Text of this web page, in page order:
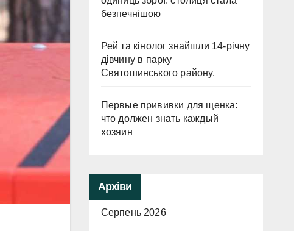
безпечнішою
Рей та кінолог знайшли 14-річну
дівчину в парку
Святошинського району.
Первые прививки для щенка:
что должен знать каждый
хозяин
Архіви
Серпень 2026